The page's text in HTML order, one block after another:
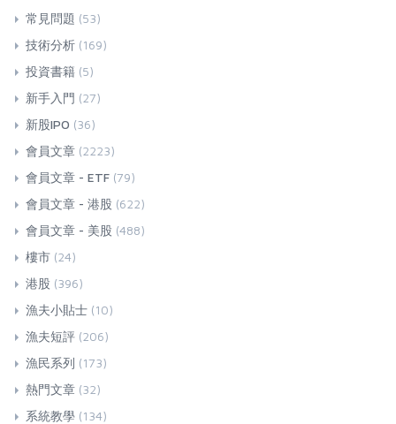
常見問題 (53)
技術分析 (169)
投資書籍 (5)
新手入門 (27)
新股IPO (36)
會員文章 (2223)
會員文章 - ETF (79)
會員文章 - 港股 (622)
會員文章 - 美股 (488)
樓市 (24)
港股 (396)
漁夫小貼士 (10)
漁夫短評 (206)
漁民系列 (173)
熱門文章 (32)
系統教學 (134)